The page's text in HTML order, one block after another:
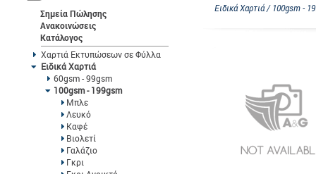
Σημεία Πώλησης
Ανακοινώσεις
Κατάλογος
Χαρτιά Εκτυπώσεων σε Φύλλα
Ειδικά Χαρτιά
60gsm - 99gsm
100gsm - 199gsm
Μπλε
Λευκό
Καφέ
Βιολετί
Γαλάζιο
Γκρι
Ειδικά Χαρτιά / 100gsm -